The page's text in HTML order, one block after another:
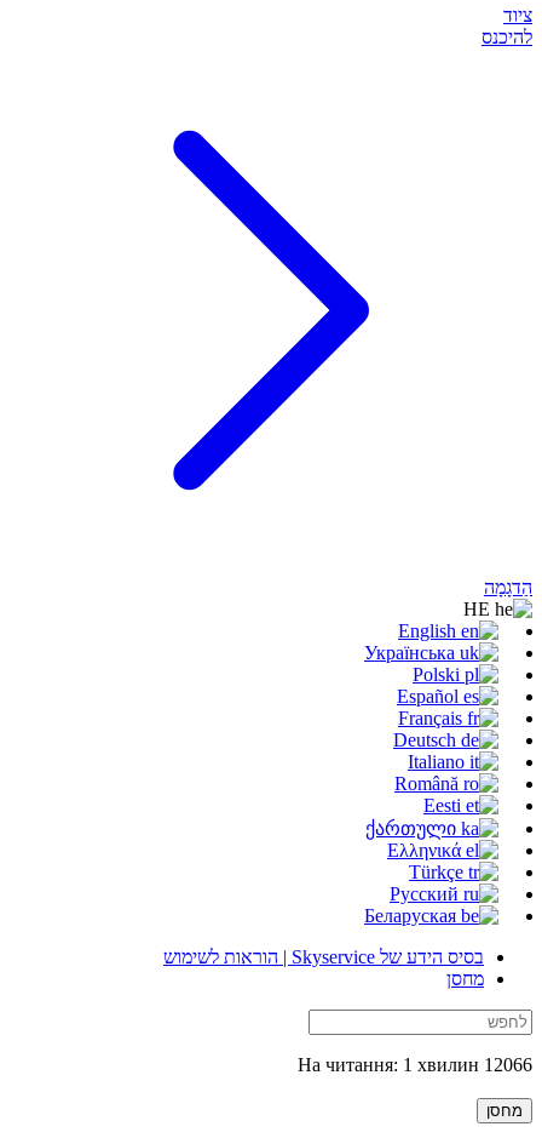
ציוד
להיכנס
הַדגָמָה
English
Українська
Polski
Español
Français
Deutsch
Italiano
Română
Eesti
ქართული
Ελληνικά
Türkçe
Русский
Беларуская
בסיס הידע של Skyservice | הוראות לשימוש
מחסן
12066 На читання: 1 хвилин
מחסן